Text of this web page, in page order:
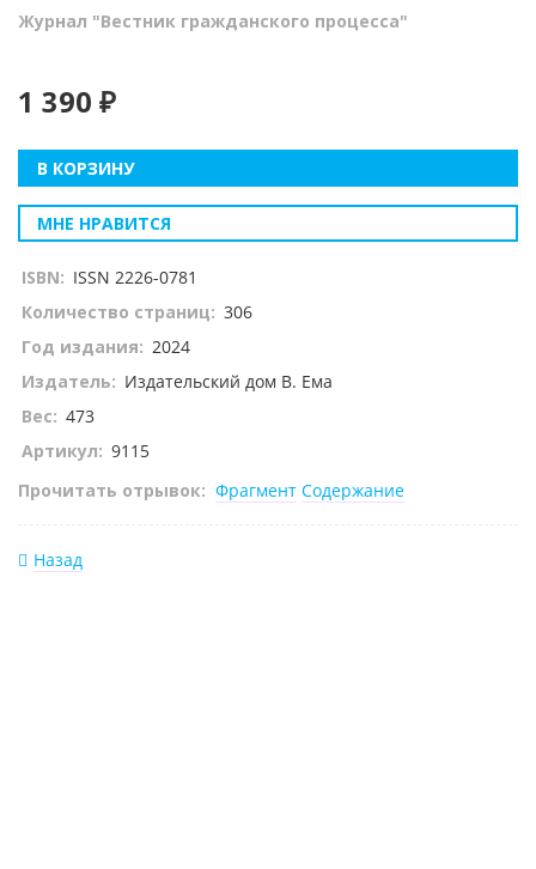
Журнал "Вестник гражданского процесса"
1 390 ₽
В КОРЗИНУ
МНЕ НРАВИТСЯ
ISBN: ISSN 2226-0781
Количество страниц: 306
Год издания: 2024
Издатель: Издательский дом В. Ема
Вес: 473
Артикул: 9115
Прочитать отрывок: Фрагмент Содержание
Назад